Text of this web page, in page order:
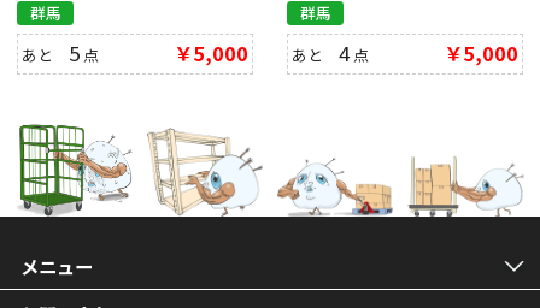
群馬
あと 5 点 ￥5,000
群馬
あと4点 ￥5,000
メニュー